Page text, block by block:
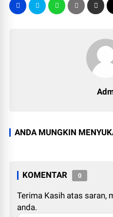
ANDA MUNGKIN
KOMENTAR 0
Terima Kasih atas saran,
anda.